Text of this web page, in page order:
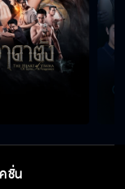
ชั่น